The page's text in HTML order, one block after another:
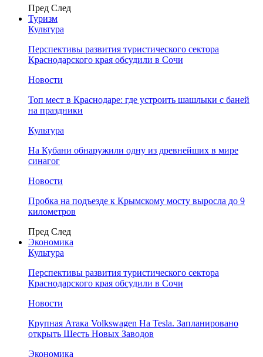
Пред След
Туризм
Культура
Перспективы развития туристического сектора
Краснодарского края обсудили в Сочи
Новости
Топ мест в Краснодаре: где устроить шашлыки с баней
на праздники
Культура
На Кубани обнаружили одну из древнейших в мире
синагог
Новости
Пробка на подъезде к Крымскому мосту выросла до 9
километров
Пред След
Экономика
Культура
Перспективы развития туристического сектора
Краснодарского края обсудили в Сочи
Новости
Крупная Атака Volkswagen На Tesla. Запланировано
открыть Шесть Новых Заводов
Экономика